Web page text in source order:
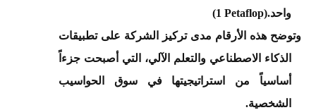
واحد(1 Petaflop).
وتوضح هذه الأرقام مدى تركيز الشركة على تطبيقات
الذكاء الاصطناعي والتعلم الآلي، التي أصبحت جزءاً
أساسياً من استراتيجيتها في سوق الحواسيب
الشخصية.